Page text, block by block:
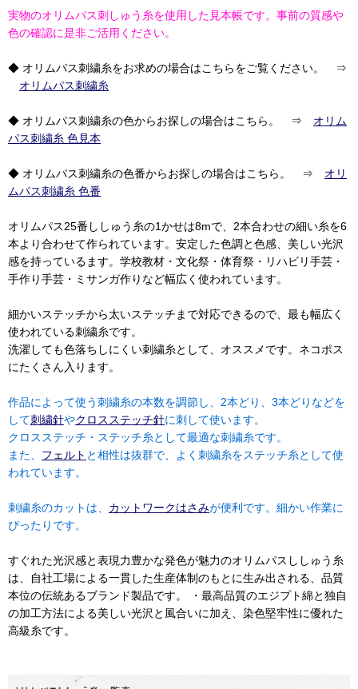
実物のオリムパス刺しゅう糸を使用した見本帳です。事前の質感や
色の確認に是非ご活用ください。
◆ オリムパス刺繍糸をお求めの場合はこちらをご覧ください。 ⇒
オリムパス刺繍糸
◆ オリムパス刺繍糸の色からお探しの場合はこちら。 ⇒ オリム
パス刺繍糸 色見本
◆ オリムパス刺繍糸の色番からお探しの場合はこちら。 ⇒ オリ
ムパス刺繍糸 色番
オリムパス25番ししゅう糸の1かせは8mで、2本合わせの細い糸を6
本より合わせて作られています。安定した色調と色感、美しい光沢
感を持っているます。学校教材・文化祭・体育祭・リハビリ手芸・
手作り手芸・ミサンガ作りなど幅広く使われています。
細かいステッチから太いステッチまで対応できるので、最も幅広く
使われている刺繍糸です。
洗濯しても色落ちしにくい刺繍糸として、オススメです。ネコポス
にたくさん入ります。
作品によって使う刺繍糸の本数を調節し、2本どり、3本どりなどを
して刺繍針やクロスステッチ針に刺して使います。
クロスステッチ・ステッチ糸として最適な刺繍糸です。
また、 フェルト と相性は抜群で、よく刺繍糸をステッチ糸として使
われています。
刺繍糸のカットは、 カットワークはさみが便利です。細かい作業に
ぴったりです。
すぐれた光沢感と表現力豊かな発色が魅力のオリムパスししゅう糸
は、自社工場による一貫した生産体制のもとに生み出される、品質
本位の伝統あるブランド製品です。 ・最高品質のエジプト綿と独自
の加工方法による美しい光沢と風合いに加え、染色堅牢性に優れた
高級糸です。